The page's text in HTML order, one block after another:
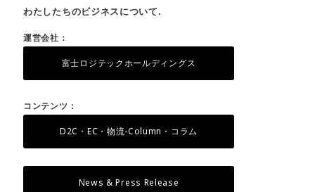
わたしたちのビジネスについて.
運営会社：
富士ロジテックホールディングス
コンテンツ：
D2C・EC・物流-Column・コラム
News & Press Release